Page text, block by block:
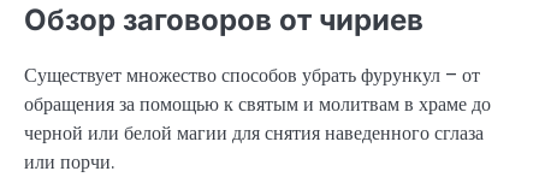
Обзор заговоров от чириев
Существует множество способов убрать фурункул – от
обращения за помощью к святым и молитвам в храме до
черной или белой магии для снятия наведенного сглаза
или порчи.